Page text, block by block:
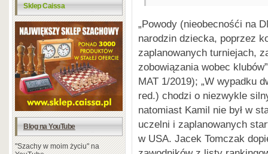
Sklep Caissa
Blog na YouTube
"Szachy w moim życiu" na
„Powody (nieobecnośći na
narodzin dziecka, poprzez
zaplanowanych turniejach,
zobowiązania wobec
MAT 1/2019); „W wypadku
red.) chodzi o niezwykle
natomiast Kamil nie był w
uczelni i zaplanowanych
w USA. Jacek Tomczak